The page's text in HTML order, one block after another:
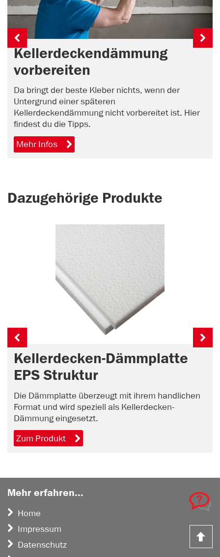
Kellerdeckendämmung
vorbereiten
Da bringt der beste Kleber nichts, wenn der
Untergrund einer späteren
Kellerdeckendämmung nicht vorbereitet ist. Hier
findest du die Tipps.
Mehr Infos
Dazugehörige Produkte
Kellerdecken-Dämmplatte
EPS Struktur
Die Dämmplatte überzeugt mit ihrem handlichen
Format und wird speziell als Kellerdecken-
Dämmung eingesetzt.
Zum Produkt
Mehr erfahren...
Home
Impressum
Datenschutz